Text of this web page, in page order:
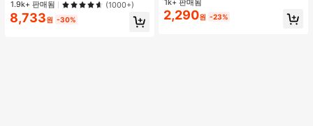
높은 재방문 고객
높은 재방문 고객
#2 TOP 3위
에서 오래 지속되는 여성 상의, 블라우스 & 티
1.9k+ 판매됨 (1000+)
8,733원 -30%
니날 선물
거의 매진!
거의 매진!
#1 TOP 3위 실버 여성 반지 세트
1k+ 판매됨
2,290원 -23%